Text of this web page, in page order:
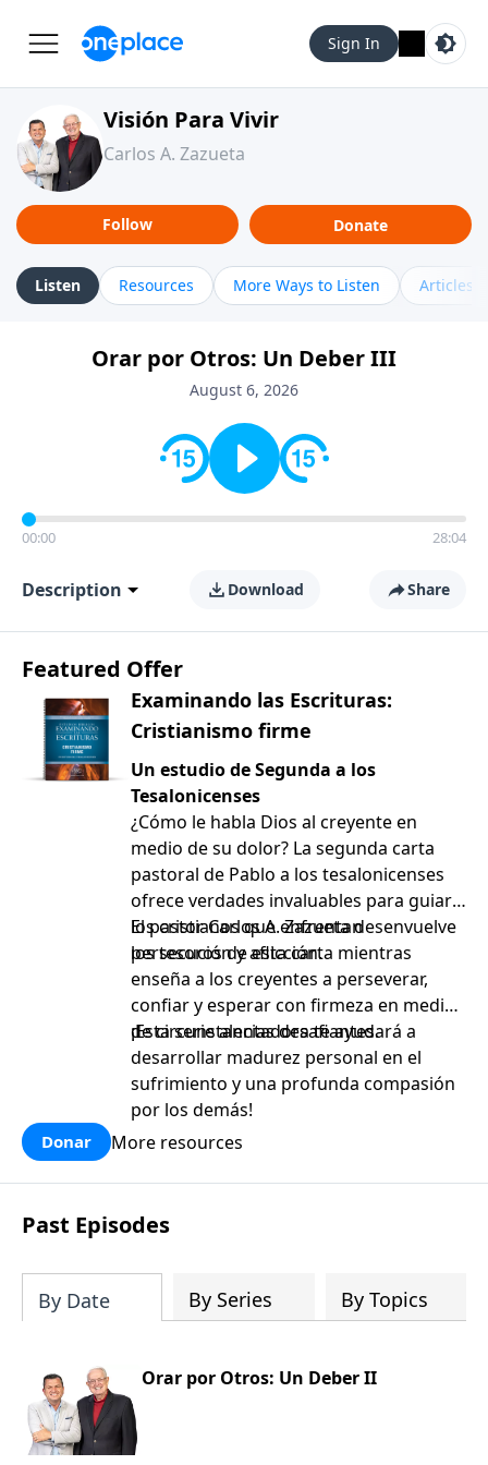
Sign In
Visión Para Vivir
Carlos A. Zazueta
Follow Donate
Listen Resources More Ways to Listen Articles
Orar por Otros: Un Deber III
August 6, 2026
00:00 28:04
Description Download Share
Featured Offer
Examinando las Escrituras:
Cristianismo firme
Un estudio de Segunda a los
Tesalonicenses
¿Cómo le habla Dios al creyente en
medio de su dolor? La segunda carta
pastoral de Pablo a los tesalonicenses
ofrece verdades invaluables para guiar a
los cristianos que enfrentan
persecución y aflicción.
El pastor Carlos A. Zazueta desenvuelve
los tesoros de esta carta mientras
enseña a los creyentes a perseverar,
confiar y esperar con firmeza en medio
de circunstancias desafiantes.
¡Esta serie alentadora te ayudará a
desarrollar madurez personal en el
sufrimiento y una profunda compasión
por los demás!
Donar More resources
Past Episodes
By Date By Series By Topics
Orar por Otros: Un Deber II